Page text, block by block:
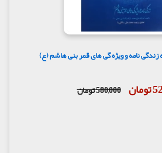
بود دست به سوی آسمان بلند
فدای ایشان که سالخوردگان
و کودکان ایشان بهترین
جایگاه بلند و بی بدیل دختر
الگوی عملی زنان مسلمان قرار
نامه و ویژه گی های قمر بنی هاشم (ع)
580,000 تومان